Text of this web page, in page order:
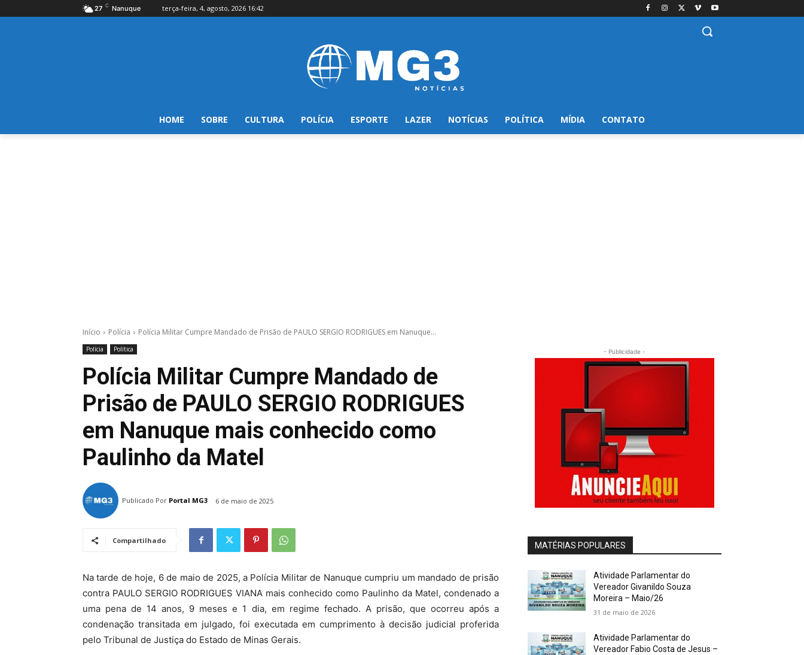
27 C Nanuque terça-feira, 4, agosto, 2026 16:42
HOME SOBRE CULTURA POLÍCIA ESPORTE LAZER NOTÍCIAS POLÍTICA MÍDIA CONTATO
Início Polícia Polícia Militar Cumpre Mandado de Prisão de PAULO SERGIO RODRIGUES em Nanuque...
Polícia Política
Polícia Militar Cumpre Mandado de
Prisão de PAULO SERGIO RODRIGUES
em Nanuque mais conhecido como
Paulinho da Matel
Publicado Por Portal MG3 6 de maio de 2025
Compartilhado
Na tarde de hoje, 6 de maio de 2025, a Polícia Militar de Nanuque cumpriu um mandado de prisão
contra PAULO SERGIO RODRIGUES VIANA mais conhecido como Paulinho da Matel, condenado a
uma pena de 14 anos, 9 meses e 1 dia, em regime fechado. A prisão, que ocorreu após a
condenação transitada em julgado, foi executada em cumprimento à decisão judicial proferida
pelo Tribunal de Justiça do Estado de Minas Gerais.
- Publicidade -
MATÉRIAS POPULARES
Atividade Parlamentar do
Vereador Givanildo Souza
Moreira – Maio/26
31 de maio de 2026
Atividade Parlamentar do
Vereador Fabio Costa de Jesus –